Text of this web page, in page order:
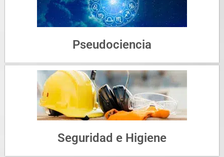
Pseudociencia
Seguridad e Higiene